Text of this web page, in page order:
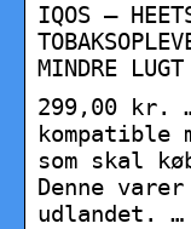
IQOS –
MINDRE
299,00 kr.
kompatible
som skal
Denne
udlandet.